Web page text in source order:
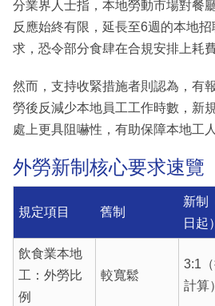
分業界人士指，本地勞動市場對餐
反應始終有限，延長至6週的本地
求，恐令部分食肆在合規安排上耗
然而，支持收緊措施者則認為，有
勞後反減少本地員工工作時數，新
處上更具阻嚇性，有助保障本地工
外勞新制核心要求速覽
規定項目 舊制
新制
日起）
飲食業本地
工：外勞比
例
較寬鬆
3:1
計算）